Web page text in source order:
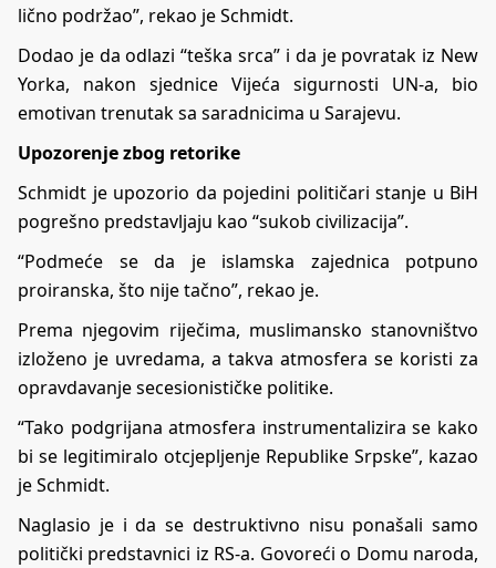
lično podržao”, rekao je Schmidt.
Dodao je da odlazi “teška srca” i da je povratak iz New
Yorka, nakon sjednice Vijeća sigurnosti UN-a, bio
emotivan trenutak sa saradnicima u Sarajevu.
Upozorenje zbog retorike
Schmidt je upozorio da pojedini političari stanje u BiH
pogrešno predstavljaju kao “sukob civilizacija”.
“Podmeće se da je islamska zajednica potpuno
proiranska, što nije tačno”, rekao je.
Prema njegovim riječima, muslimansko stanovništvo
izloženo je uvredama, a takva atmosfera se koristi za
opravdavanje secesionističke politike.
“Tako podgrijana atmosfera instrumentalizira se kako
bi se legitimiralo otcjepljenje Republike Srpske”, kazao
je Schmidt.
Naglasio je i da se destruktivno nisu ponašali samo
politički predstavnici iz RS-a. Govoreći o Domu naroda,